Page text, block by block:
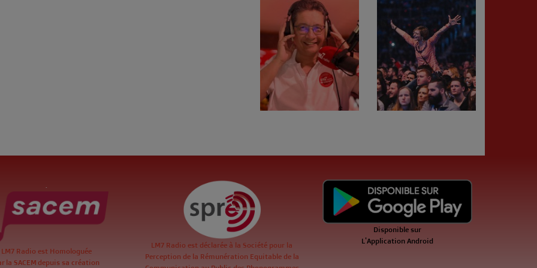
LM7 Radio est Homologuée
la SACEM depuis sa création
LM7 Radio est déclarée à la Société pour la
Perception de la Rémunération Equitable de la
Disponible sur
L'Application Android